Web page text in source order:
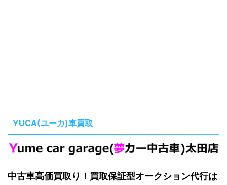
YUCA(ユーカ)車買取
中古車高価買取り！買取保証型オークション代行は